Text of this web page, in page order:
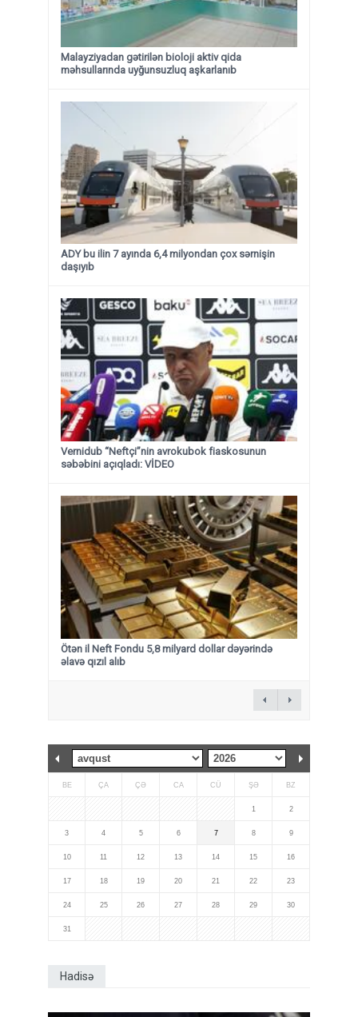
Malayziyadan gətirilən bioloji aktiv qida
məhsullarında uyğunsuzluq aşkarlanıb
ADY bu ilin 7 ayında 6,4 milyondan çox sərnişin
daşıyıb
Vernidub “Neftçi”nin avrokubok fiaskosunun
səbəbini açıqladı: VİDEO
Ötən il Neft Fondu 5,8 milyard dollar dəyərində
əlavə qızıl alıb
BE ÇA ÇƏ CA CÜ ŞƏ BZ
1 2
3 4 5 6 7 8 9
10 11 12 13 14 15 16
17 18 19 20 21 22 23
24 25 26 27 28 29 30
31
Hadisə